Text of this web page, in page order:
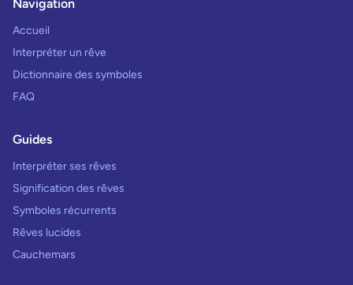
Navigation
Accueil
Interpréter un rêve
Dictionnaire des symboles
FAQ
Guides
Interpréter ses rêves
Signification des rêves
Symboles récurrents
Rêves lucides
Cauchemars